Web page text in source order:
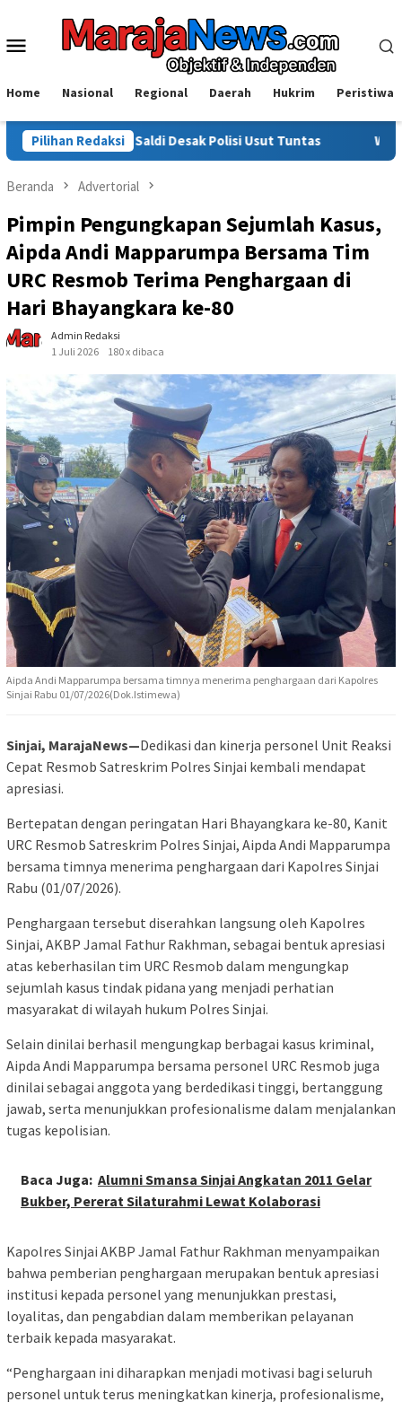
konten
Menu
Home Nasional Regional Daerah Hukrim Peristiwa
Pilihan Redaksi
Saldi Desak Polisi Usut Tuntas Warga Sinjai Tewas
Beranda Advertorial
Pimpin Pengungkapan Sejumlah Kasus,
Aipda Andi Mapparumpa Bersama Tim
URC Resmob Terima Penghargaan di
Hari Bhayangkara ke-80
Admin Redaksi
1 Juli 2026
180 x dibaca
Aipda Andi Mapparumpa bersama timnya menerima penghargaan dari Kapolres
Sinjai Rabu 01/07/2026(Dok.Istimewa)
Sinjai, MarajaNews—Dedikasi dan kinerja personel Unit Reaksi
Cepat Resmob Satreskrim Polres Sinjai kembali mendapat
apresiasi.
Bertepatan dengan peringatan Hari Bhayangkara ke-80, Kanit
URC Resmob Satreskrim Polres Sinjai, Aipda Andi Mapparumpa
bersama timnya menerima penghargaan dari Kapolres Sinjai
Rabu (01/07/2026).
Penghargaan tersebut diserahkan langsung oleh Kapolres
Sinjai, AKBP Jamal Fathur Rakhman, sebagai bentuk apresiasi
atas keberhasilan tim URC Resmob dalam mengungkap
sejumlah kasus tindak pidana yang menjadi perhatian
masyarakat di wilayah hukum Polres Sinjai.
Selain dinilai berhasil mengungkap berbagai kasus kriminal,
Aipda Andi Mapparumpa bersama personel URC Resmob juga
dinilai sebagai anggota yang berdedikasi tinggi, bertanggung
jawab, serta menunjukkan profesionalisme dalam menjalankan
tugas kepolisian.
Baca Juga: Alumni Smansa Sinjai Angkatan 2011 Gelar
Bukber, Pererat Silaturahmi Lewat Kolaborasi
Kapolres Sinjai AKBP Jamal Fathur Rakhman menyampaikan
bahwa pemberian penghargaan merupakan bentuk apresiasi
institusi kepada personel yang menunjukkan prestasi,
loyalitas, dan pengabdian dalam memberikan pelayanan
terbaik kepada masyarakat.
“Penghargaan ini diharapkan menjadi motivasi bagi seluruh
personel untuk terus meningkatkan kinerja, profesionalisme,